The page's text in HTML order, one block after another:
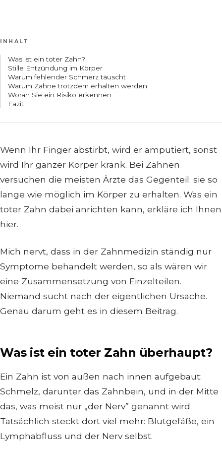
INHALT
Was ist ein toter Zahn?
Stille Entzündung im Körper
Warum fehlender Schmerz täuscht
Warum Zähne trotzdem erhalten werden
Woran Sie ein Risiko erkennen
Fazit
Wenn Ihr Finger abstirbt, wird er amputiert, sonst
wird Ihr ganzer Körper krank. Bei Zähnen
versuchen die meisten Ärzte das Gegenteil: sie so
lange wie möglich im Körper zu erhalten. Was ein
toter Zahn dabei anrichten kann, erkläre ich Ihnen
hier.
Mich nervt, dass in der Zahnmedizin ständig nur
Symptome behandelt werden, so als wären wir
eine Zusammensetzung von Einzelteilen.
Niemand sucht nach der eigentlichen Ursache.
Genau darum geht es in diesem Beitrag.
Was ist ein toter Zahn überhaupt?
Ein Zahn ist von außen nach innen aufgebaut:
Schmelz, darunter das Zahnbein, und in der Mitte
das, was meist nur „der Nerv” genannt wird.
Tatsächlich steckt dort viel mehr: Blutgefäße, ein
Lymphabfluss und der Nerv selbst.